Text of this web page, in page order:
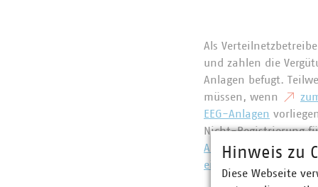
Als
und zahlen die
Anlagen befugt.
müssen, wenn
EEG-Anlagen
Nicht-Registrierung
Aufgaben der
eingetragene Anlagen
Hinweis zu
Diese Webseite